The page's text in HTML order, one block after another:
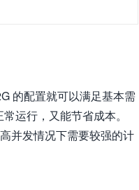
的配置就可以满足基本需
运行，又能节省成本。
并发情况下需要较强的计